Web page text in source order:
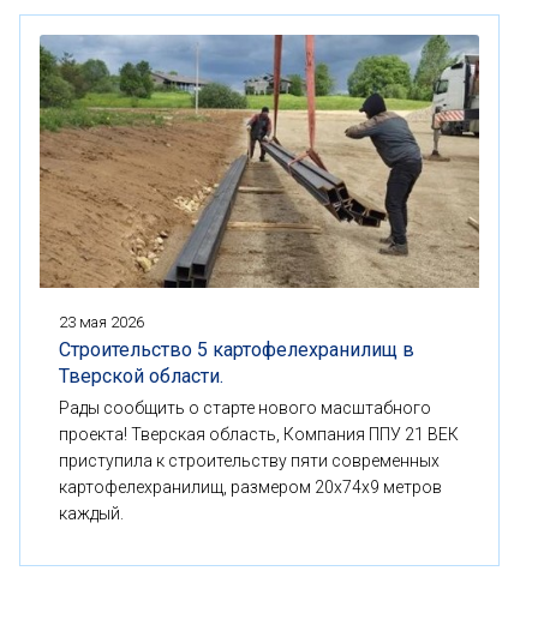
23 мая 2026
Строительство 5 картофелехранилищ в
Тверской области.
Рады сообщить о старте нового масштабного
проекта! Тверская область, Компания ППУ 21 ВЕК
приступила к строительству пяти современных
картофелехранилищ, размером 20x74x9 метров
каждый.